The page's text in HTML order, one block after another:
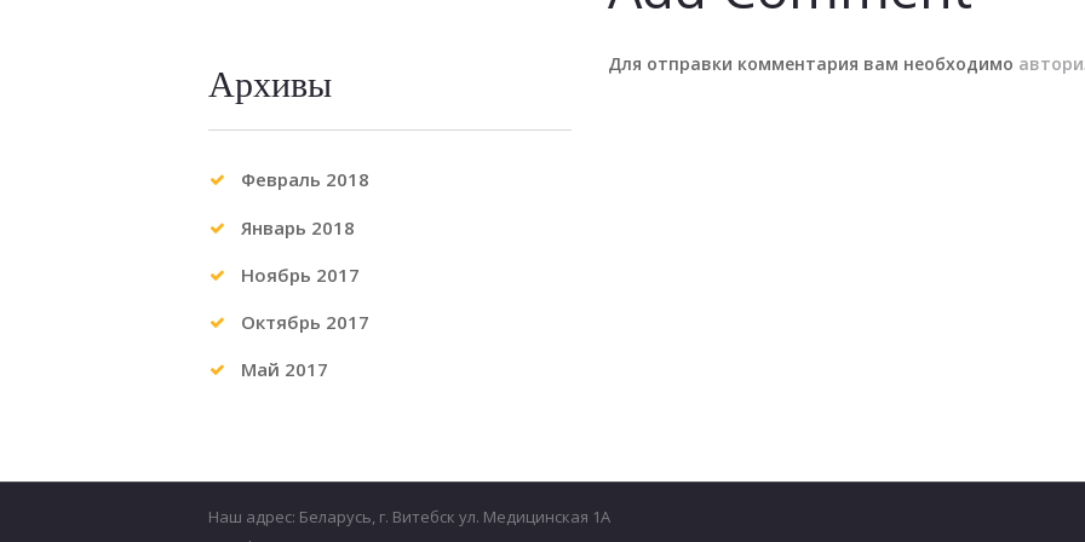
Для отправки комментария вам необходимо
Архивы
Февраль 2018
Январь 2018
Ноябрь 2017
Октябрь 2017
Май 2017
Наш адрес: Беларусь, г. Витебск ул. Медицинская 1А